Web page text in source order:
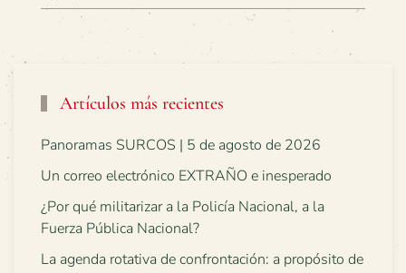
Artículos más recientes
Panoramas SURCOS | 5 de agosto de 2026
Un correo electrónico EXTRAÑO e inesperado
¿Por qué militarizar a la Policía Nacional, a la
Fuerza Pública Nacional?
La agenda rotativa de confrontación: a propósito de